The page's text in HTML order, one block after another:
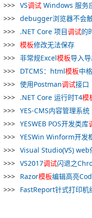
VS调试 Windows 服务
debugger浏览器不会
.NET Core 项目调试的
模板修改无法保存
非常规Excel模板导入
DTCMS：html模板中
使用Postman调试接口
.NET Core 运行时T4模
YES-CMS内容管理系统
YESWEB POS开发类库
YESWin Winform开发
Visual Studio(VS) web
VS2017调试闪退之
Razor模板编辑高亮
FastReport针式打印机